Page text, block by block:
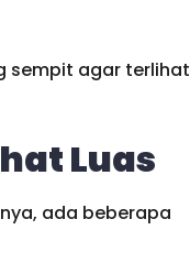
sempit agar terlihat
Luas
ada beberapa